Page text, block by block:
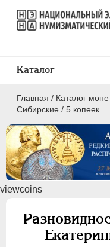
Главная / Каталог
Сибирские / 5 копеек
viewcoins
Каталог
ПEТР I 1699 - 1725
ЕКАТЕРИНА I
АННА ИОАННОВНА
ИОАНН